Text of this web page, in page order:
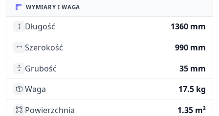
WYMIARY I WAGA
Długość
1360 mm
Szerokość
990 mm
Grubość
35 mm
Waga
17.5 kg
Powierzchnia
1.35 m²